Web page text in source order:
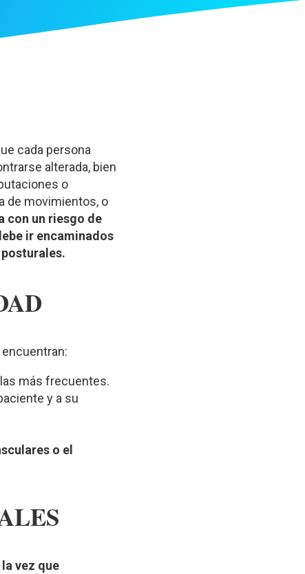
cada persona
alterada, bien
o
de movimientos, o
con un riesgo de
ir encaminados
más frecuentes.
y a su
o el
vez que